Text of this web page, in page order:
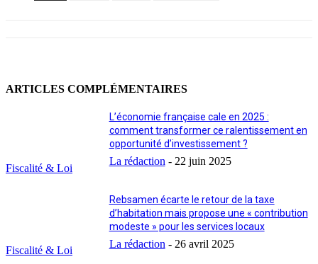
ARTICLES COMPLÉMENTAIRES
Fiscalité & Loi
L’économie française cale en 2025 :
comment transformer ce ralentissement en
opportunité d’investissement ?
La rédaction - 22 juin 2025
Fiscalité & Loi
Rebsamen écarte le retour de la taxe
d’habitation mais propose une « contribution
modeste » pour les services locaux
La rédaction - 26 avril 2025